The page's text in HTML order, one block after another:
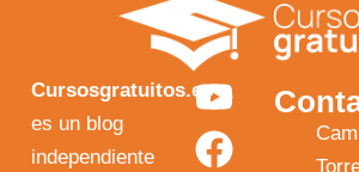
Cursosgratuitos.es
es un blog
independiente
Y
o
F
a
I
n
X
-